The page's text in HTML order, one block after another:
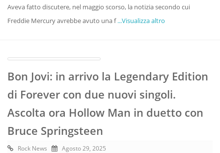
Aveva fatto discutere, nel maggio scorso, la notizia secondo cui
Freddie Mercury avrebbe avuto una f...Visualizza altro
Bon Jovi: in arrivo la Legendary Edition
di Forever con due nuovi singoli.
Ascolta ora Hollow Man in duetto con
Bruce Springsteen
Rock News Agosto 29, 2025